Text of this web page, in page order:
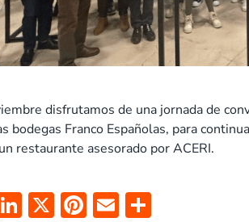
disfrutamos de una jornada de
bodegas Franco Españolas, para
restaurante asesorado por ACERI.
Li X Pi E